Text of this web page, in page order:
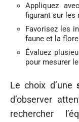
Appliquez
figurant sur les
Favorisez les
faune et la
Évaluez
pour mesurer
Le choix d’une
d’observer
rechercher